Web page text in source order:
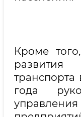
Кроме
транспорта
года